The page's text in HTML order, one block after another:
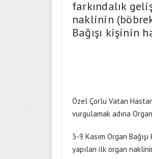
farkındalık
naklinin
Bağışı kişinin
Özel Çorlu Vatan
vurgulamak adına Organ
3-9 Kasım Organ
yapılan ilk organ